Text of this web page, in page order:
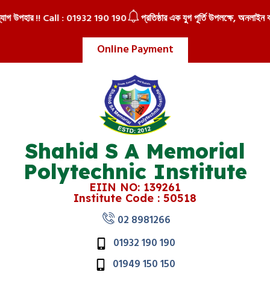
Online Payment
!! Call : 01932 190 190 প্রতিষ্ঠার এক যুগ পূর্তি উপলক্ষে, অনলাইন বা
Shahid S A Memorial
Polytechnic Institute
EIIN NO: 139261
Institute Code : 50518
02 8981266
01932 190 190
01949 150 150